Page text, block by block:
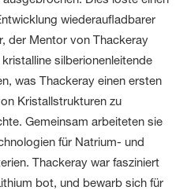
wiederaufladbarer
der Mentor von Thackeray
silberionenleitende
was Thackeray einen ersten
Kristallstrukturen zu
Gemeinsam arbeiteten sie
für Natrium- und
Thackeray war fasziniert
bot, und bewarb sich für